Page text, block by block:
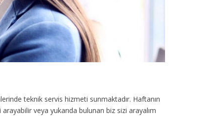
teknik servis hizmeti sunmaktadır. Haftanın
veya yukarıda bulunan biz sizi arayalım